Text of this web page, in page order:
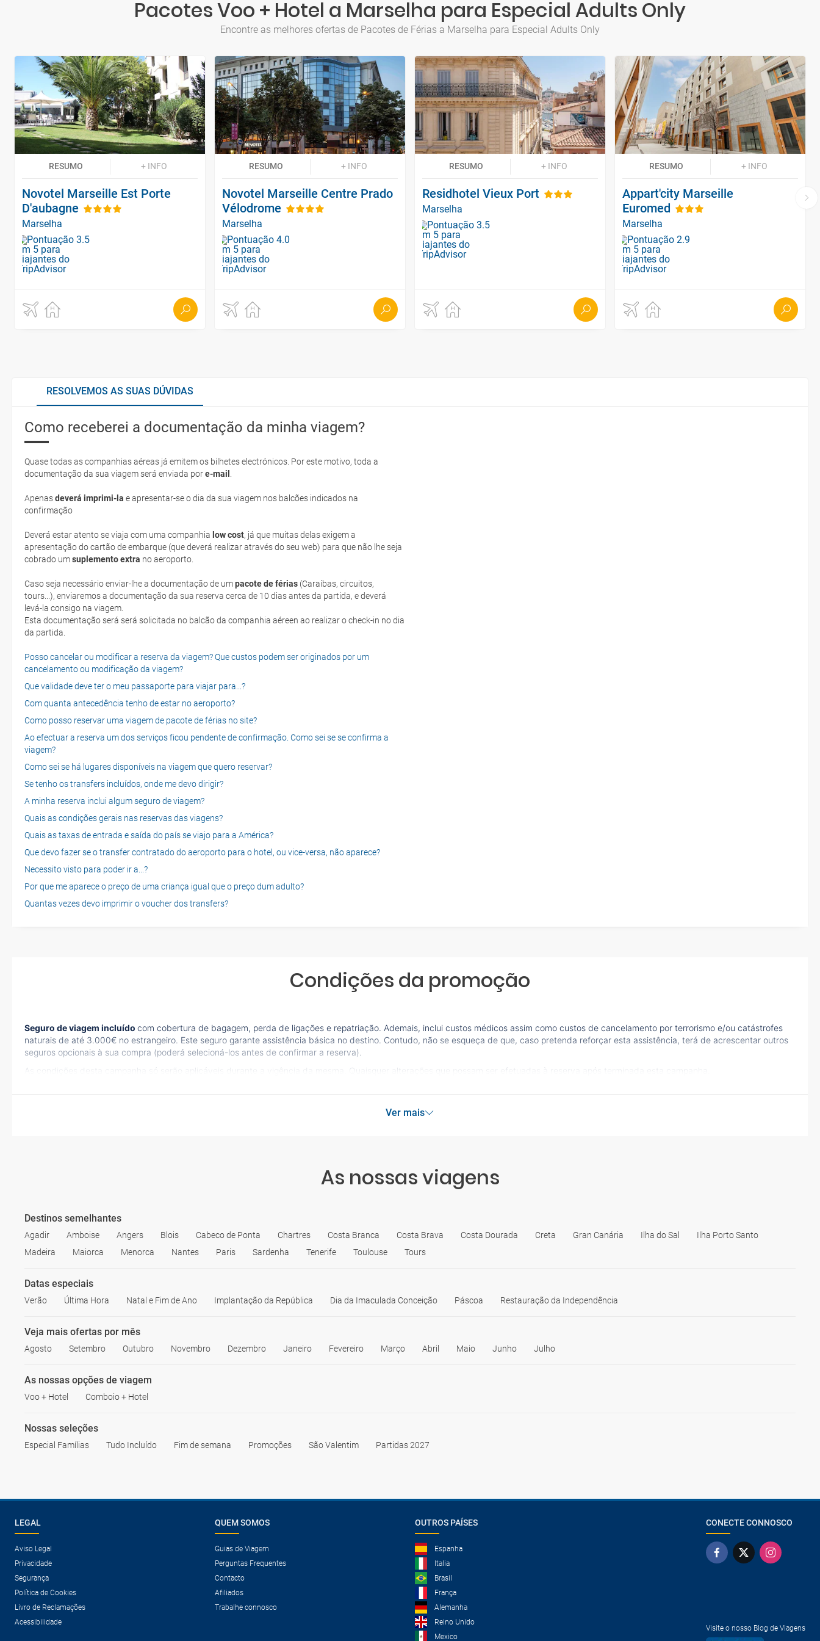
Pacotes Voo + Hotel a Marselha para Especial Adults Only
Encontre as melhores ofertas de Pacotes de Férias a Marselha para Especial Adults Only
RESUMO + INFO
Novotel Marseille Est Porte
D'aubagne
Marselha
RESUMO + INFO
Novotel Marseille Centre Prado
Vélodrome
Marselha
RESUMO + INFO
Residhotel Vieux Port
Marselha
RESUMO + INFO
Appart'city Marseille
Euromed
Marselha
RESOLVEMOS AS SUAS DÚVIDAS
Como receberei a documentação da minha viagem?
Quase todas as companhias aéreas já emitem os bilhetes electrónicos. Por este motivo, toda a
documentação da sua viagem será enviada pore-mail
Apenasdeverá imprimi-la e apresentar-se o dia da sua viagem nos balcões indicados na
confirmação
Deverá estar atento se viaja com uma companhia low cost, já que muitas delas exigem a
apresentação do cartão de embarque (que deverá realizar através do seu web) para que não lhe seja
cobrado umsuplemento extra no aeroporto.
Caso seja necessário enviar-lhe a documentação de umpacote de férias (Caraíbas, circuitos,
tours...), enviaremos a documentação da sua reserva cerca de 10 dias antes da partida, e deverá
levá-la consigo na viagem.
Esta documentação será será solicitada no balcão da companhia aéreen ao realizar o check-in no dia
da partida.
Posso cancelar ou modificar a reserva da viagem? Que custos podem ser originados por um
cancelamento ou modificação da viagem?
Que validade deve ter o meu passaporte para viajar para...?
Com quanta antecedência tenho de estar no aeroporto?
Como posso reservar uma viagem de pacote de férias no site?
Ao efectuar a reserva um dos serviços ficou pendente de confirmação. Como sei se se confirma a
viagem?
Como sei se há lugares disponíveis na viagem que quero reservar?
Se tenho os transfers incluídos, onde me devo dirigir?
A minha reserva inclui algum seguro de viagem?
Quais as condições gerais nas reservas das viagens?
Quais as taxas de entrada e saída do país se viajo para a América?
Que devo fazer se o transfer contratado do aeroporto para o hotel, ou vice-versa, não aparece?
Necessito visto para poder ir a...?
Por que me aparece o preço de uma criança igual que o preço dum adulto?
Quantas vezes devo imprimir o voucher dos transfers?
Condições da promoção
Seguro de viagem incluído com cobertura de bagagem, perda de ligações e repatriação. Ademais, inclui custos médicos assim como custos de cancelamento por terrorismo e/ou catástrofes
naturais de até 3.000€ no estrangeiro. Este seguro garante assistência básica no destino. Contudo, não se esqueça de que, caso pretenda reforçar esta assistência, terá de acrescentar outros
seguros opcionais à sua compra (poderá selecioná-los antes de confirmar a reserva).
As condições desta campanha só serão aplicáveis durante a vigência da mesma. Quaisquer alterações que possam ser efetuadas à reserva após terminada esta campanha.
Ver mais
As nossas viagens
Destinos semelhantes
Agadir Amboise Angers Blois Cabeco de Ponta Chartres Costa Branca Costa Brava Costa Dourada Creta Gran Canária Ilha do Sal
Ilha Porto Santo
Madeira
Maiorca Menorca Nantes Paris Sardenha Tenerife Toulouse Tours
Datas especiais
Verão Última Hora Natal e Fim de Ano Implantação da República Dia da Imaculada Conceição Páscoa Restauração da Independência
Veja mais ofertas por mês
Agosto Setembro Outubro Novembro Dezembro Janeiro Fevereiro Março Abril Maio Junho Julho
As nossas opções de viagem
Voo + Hotel Comboio + Hotel
Nossas seleções
Especial Famílias Tudo Incluído Fim de semana Promoções São Valentim Partidas 2027
LEGAL
Aviso Legal
Privacidade
Segurança
Política de Cookies
Livro de Reclamações
Acessibilidade
QUEM SOMOS
Guias de Viagem
Perguntas Frequentes
Contacto
Afiliados
Trabalhe connosco
OUTROS PAÍSES
Espanha
Italia
Brasil
França
Alemanha
Reino Unido
Mexico
CONECTE CONNOSCO
Visite o nosso Blog de Viagens